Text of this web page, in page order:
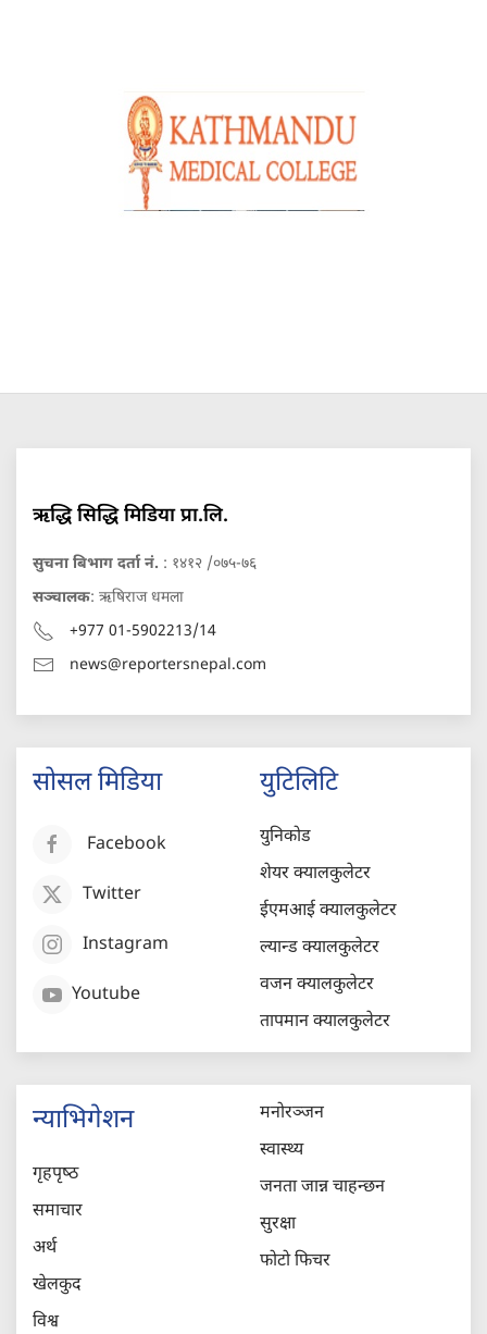
ऋद्धि सिद्धि मिडिया प्रा.लि.
सुचना बिभाग दर्ता नं. : १४१२ /०७५-७६
सञ्चालक: ऋषिराज धमला
+977 01-5902213/14
news@reportersnepal.com
सोसल मिडिया
Facebook
Twitter
Instagram
Youtube
युटिलिटि
युनिकोड
शेयर क्यालकुलेटर
ईएमआई क्यालकुलेटर
ल्यान्ड क्यालकुलेटर
वजन क्यालकुलेटर
तापमान क्यालकुलेटर
न्याभिगेशन
गृहपृष्‍ठ
समाचार
अर्थ
खेलकुद
विश्व
मनोरञ्जन
स्वास्थ्य
जनता जान्न चाहन्छन
सुरक्षा
फोटो फिचर